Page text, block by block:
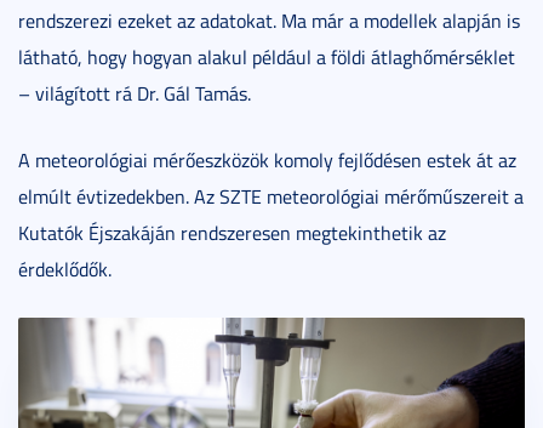
rendszerezi ezeket az adatokat. Ma már a modellek alapján is
látható, hogy hogyan alakul például a földi átlaghőmérséklet
– világított rá Dr. Gál Tamás.
A meteorológiai mérőeszközök komoly fejlődésen estek át az
elmúlt évtizedekben. Az SZTE meteorológiai mérőműszereit a
Kutatók Éjszakáján rendszeresen megtekinthetik az
érdeklődők.